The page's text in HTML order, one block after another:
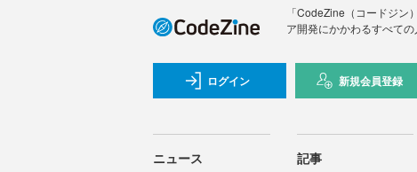
「CodeZine（コードジ
ア開発にかかわるすべて
ログイン 新規会員登録
ニュース 記事